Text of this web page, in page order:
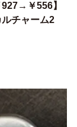
927→￥556】
チャーム2